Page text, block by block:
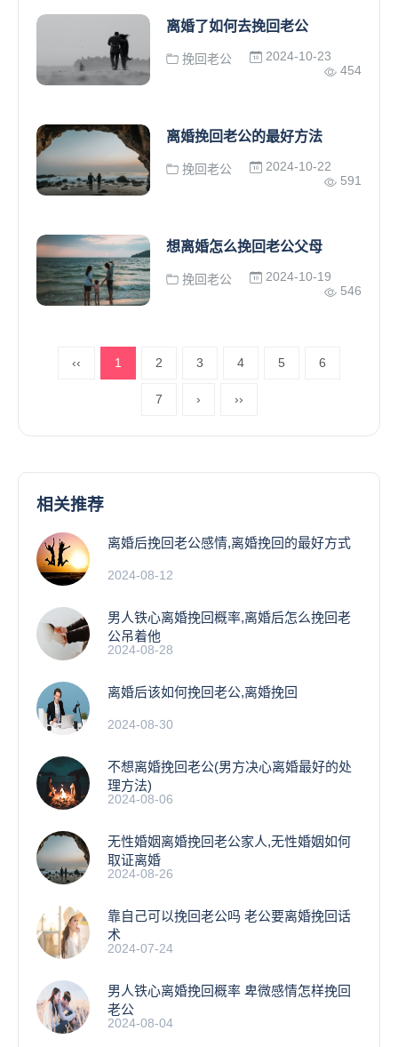
离婚了如何去挽回老公
挽回老公
2024-10-23
454
离婚挽回老公的最好方法
挽回老公
2024-10-22
591
想离婚怎么挽回老公父母
挽回老公
2024-10-19
546
‹‹ 1 2 3 4 5 6
7 › ››
相关推荐
离婚后挽回老公感情,离婚挽回的最好方式
2024-08-12
男人铁心离婚挽回概率,离婚后怎么挽回老
公吊着他
2024-08-28
离婚后该如何挽回老公,离婚挽回
2024-08-30
不想离婚挽回老公(男方决心离婚最好的处
理方法)
2024-08-06
无性婚姻离婚挽回老公家人,无性婚姻如何
取证离婚
2024-08-26
靠自己可以挽回老公吗 老公要离婚挽回话
术
2024-07-24
男人铁心离婚挽回概率 卑微感情怎样挽回
老公
2024-08-04